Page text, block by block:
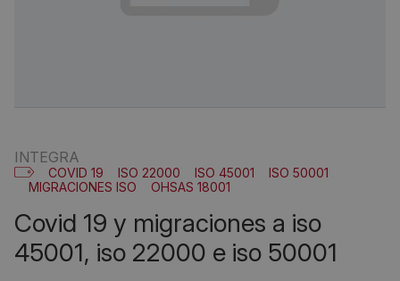
INTEGRA
COVID 19 ISO 22000 ISO 45001
ISO 50001
MIGRACIONES ISO
OHSAS 18001
covid 19 y migraciones a iso
45001, iso 22000 e iso 50001